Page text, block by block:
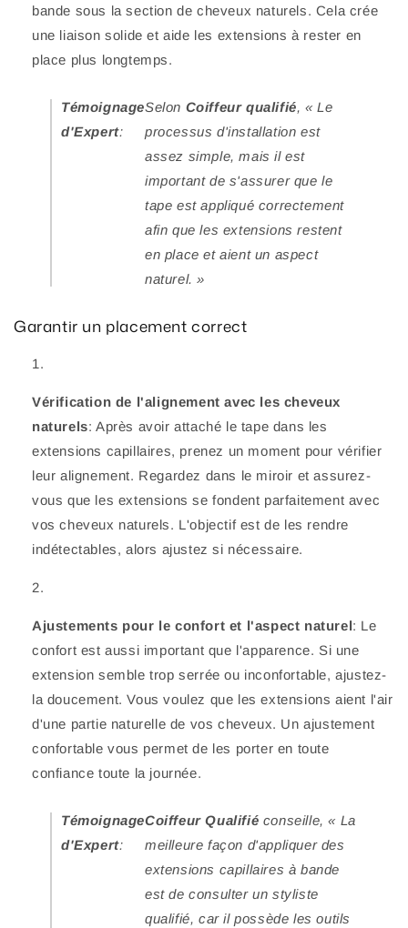
bande sous la section de cheveux naturels. Cela crée
une liaison solide et aide les extensions à rester en
place plus longtemps.
Témoignage
d'Expert:
Selon Coiffeur qualifié, « Le
processus d'installation est
assez simple, mais il est
important de s'assurer que le
tape est appliqué correctement
afin que les extensions restent
en place et aient un aspect
naturel. »
Garantir un placement correct
Vérification de l'alignement avec les cheveux
naturels: Après avoir attaché le tape dans les
extensions capillaires, prenez un moment pour vérifier
leur alignement. Regardez dans le miroir et assurez-
vous que les extensions se fondent parfaitement avec
vos cheveux naturels. L'objectif est de les rendre
indétectables, alors ajustez si nécessaire.
Ajustements pour le confort et l'aspect naturel: Le
confort est aussi important que l'apparence. Si une
extension semble trop serrée ou inconfortable, ajustez-
la doucement. Vous voulez que les extensions aient l'air
d'une partie naturelle de vos cheveux. Un ajustement
confortable vous permet de les porter en toute
confiance toute la journée.
Témoignage
d'Expert:
Coiffeur Qualifié conseille, « La
meilleure façon d'appliquer des
extensions capillaires à bande
est de consulter un styliste
qualifié, car il possède les outils